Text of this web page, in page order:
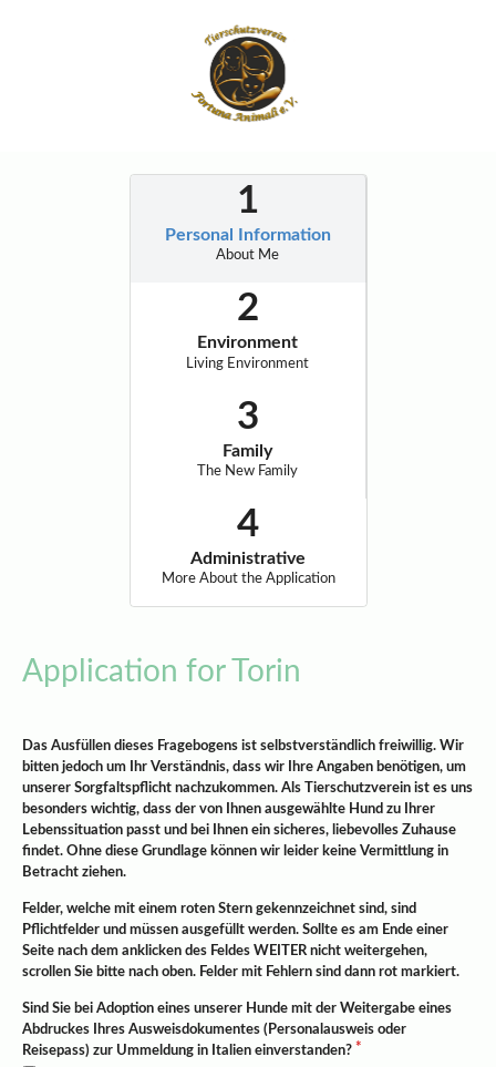
Personal Information
About Me
Environment
Living Environment
Family
The New Family
Administrative
More About the Application
Application for Torin
Das Ausfüllen dieses Fragebogens ist selbstverständlich freiwillig. Wir
bitten jedoch um Ihr Verständnis, dass wir Ihre Angaben benötigen, um
unserer Sorgfaltspflicht nachzukommen. Als Tierschutzverein ist es uns
besonders wichtig, dass der von Ihnen ausgewählte Hund zu Ihrer
Lebenssituation passt und bei Ihnen ein sicheres, liebevolles Zuhause
findet. Ohne diese Grundlage können wir leider keine Vermittlung in
Betracht ziehen.
Felder, welche mit einem roten Stern gekennzeichnet sind, sind
Pflichtfelder und müssen ausgefüllt werden. Sollte es am Ende einer
Seite nach dem anklicken des Feldes WEITER nicht weitergehen,
scrollen Sie bitte nach oben. Felder mit Fehlern sind dann rot markiert.
Sind Sie bei Adoption eines unserer Hunde mit der Weitergabe eines
Abdruckes Ihres Ausweisdokumentes (Personalausweis oder
Reisepass) zur Ummeldung in Italien einverstanden?